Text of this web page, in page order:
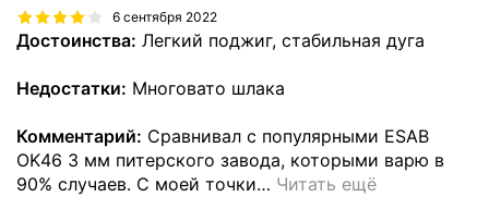
6 сентября 2022
Достоинства: Легкий поджиг, стабильная дуга
Недостатки: Многовато шлака
Комментарий: Сравнивал с популярными ESAB
OK46 3 мм питерского завода, которыми варю в
90% случаев. С моей точки… Читать ещё